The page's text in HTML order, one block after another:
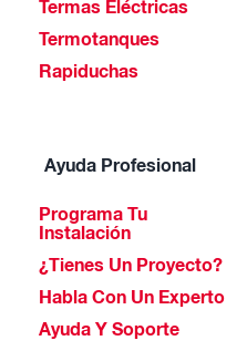
Termas Eléctricas
Termotanques
Rapiduchas
Ayuda Profesional
Programa Tu
Instalación
¿Tienes Un Proyecto?
Habla Con Un Experto
Ayuda Y Soporte